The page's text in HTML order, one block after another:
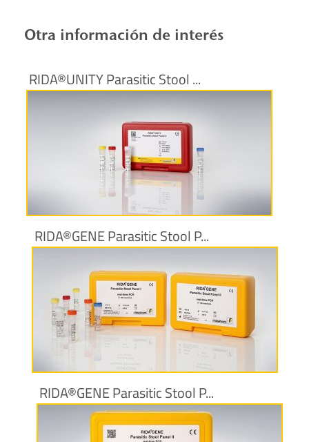
Otra información de interés
RIDA®UNITY Parasitic Stool ...
Más información
RIDA®GENE Parasitic Stool P...
Más información
RIDA®GENE Parasitic Stool P...